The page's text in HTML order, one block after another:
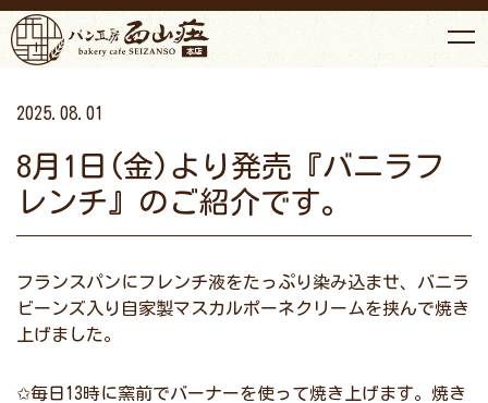
2025.08.01
8月1日(金)より発売『バニラフ
レンチ』のご紹介です。
フランスパンにフレンチ液をたっぷり染み込ませ、バニラ
ビーンズ入り自家製マスカルポーネクリームを挟んで焼き
上げました。
✩毎日13時に窯前でバーナーを使って焼き上げます。焼き